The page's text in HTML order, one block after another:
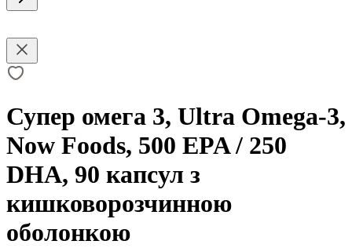
Супер омега 3, Ultra Omega-3,
Now Foods, 500 EPA / 250
DHA, 90 капсул з
кишковорозчинною
оболонкою